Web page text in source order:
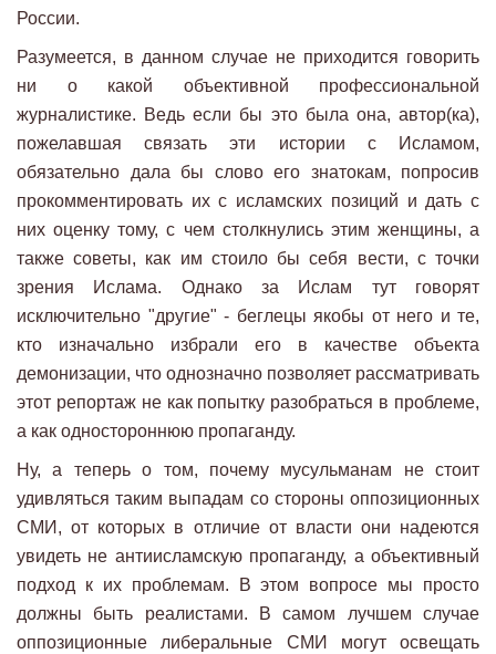
России.
Разумеется, в данном случае не приходится говорить
ни о какой объективной профессиональной
журналистике. Ведь если бы это была она, автор(ка),
пожелавшая связать эти истории с Исламом,
обязательно дала бы слово его знатокам, попросив
прокомментировать их с исламских позиций и дать с
них оценку тому, с чем столкнулись этим женщины, а
также советы, как им стоило бы себя вести, с точки
зрения Ислама. Однако за Ислам тут говорят
исключительно "другие" - беглецы якобы от него и те,
кто изначально избрали его в качестве объекта
демонизации, что однозначно позволяет рассматривать
этот репортаж не как попытку разобраться в проблеме,
а как одностороннюю пропаганду.
Ну, а теперь о том, почему мусульманам не стоит
удивляться таким выпадам со стороны оппозиционных
СМИ, от которых в отличие от власти они надеются
увидеть не антиисламскую пропаганду, а объективный
подход к их проблемам. В этом вопросе мы просто
должны быть реалистами. В самом лучшем случае
оппозиционные либеральные СМИ могут освещать